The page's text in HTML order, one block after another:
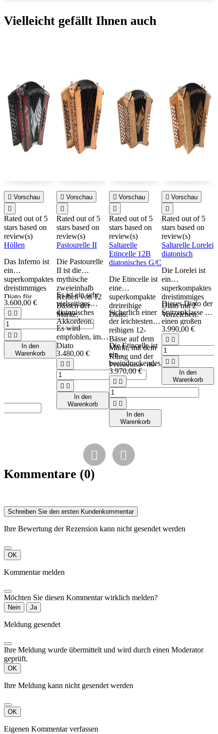
Vielleicht gefällt Ihnen auch
 Vorschau

Rated out of 5
stars based on
review(s)
Höllen
Das Inferno ist
ein
superkompaktes
dreistimmiges
Diato für
Musiker, die es
wagen, anders
zu sein.
3.600,00 €
 
 
In den
Warenkorb
 Vorschau

Rated out of 5
stars based on
review(s)
Pastourelle II
Die Pastourelle
II ist die
mythische
zweieinhalb
Reihen von 12
Bässen der
Marke.
Es ist ein sehr
vielseitiges
diatonisches
Akkordeon.
Es wird
empfohlen, im
Diato
Fortschritte zu
machen, indem
man sein
Repertoire
diversifiziert. Es
ist daher eine
relevante Wahl,
Arten von Musik
zu spielen oder
mit anderen
Instrumenten als
Akkordeons zu
3.480,00 €
 
 
In den
Warenkorb
 Vorschau

Rated out of 5
stars based on
review(s)
Saltarelle
Etincelle 12B
diatonisches G/C
Die Etincelle ist
eine
superkompakte
dreireihige
Diato.
Sicherlich einer
der leichtesten 3-
reihigen 12-
Bässe auf dem
Markt, mit dem
Klang und der
Ergonomie, die
den Ruf von
Saltarelle haben.
Die Etincelle ist
ein
beeindruckendes,
kleines und
glänzendes
Modell mit
treffendem
Namen!
3.970,00 €
 
 
In den
Warenkorb
 Vorschau

Rated out of 5
stars based on
review(s)
Saltarelle Lorelei
diatonisch
Die Lorelei ist
ein
superkompaktes
dreistimmiges
Diato mit 2
Vorzeichen.
Dieses Diato der
Spitzenklasse hat
einen großen
Reichtum an
Tönen für die
rechte Hand (5
Register) und
eine sehr
interessante linke
Hand (mit einem
einem
3.990,00 €
 
 
In den
Warenkorb


Kommentare (0)
Schreiben Sie den ersten Kundenkommentar
Ihre Bewertung der Rezension kann nicht gesendet werden
OK
Kommentar melden
Möchten Sie diesen Kommentar wirklich melden?
Nein Ja
Meldung gesendet
Ihre Meldung wurde übermittelt und wird durch einen Moderator
geprüft.
OK
Ihre Meldung kann nicht gesendet werden
OK
Eigenen Kommentar verfassen